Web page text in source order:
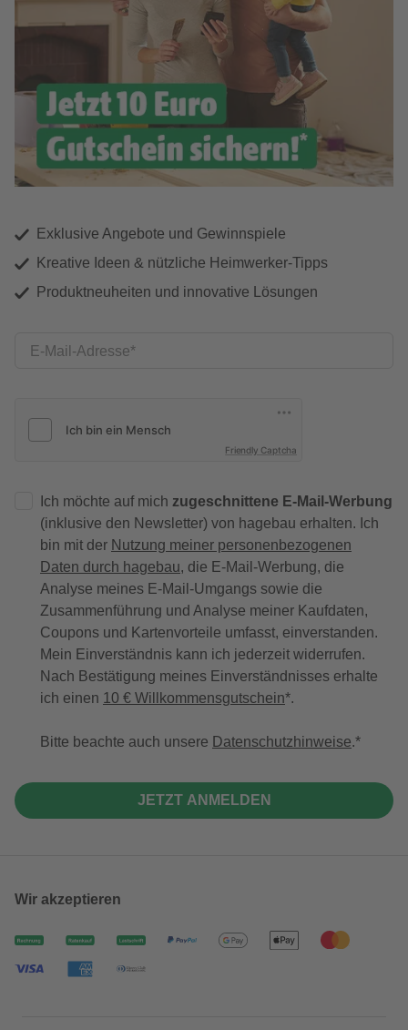
Exklusive Angebote und Gewinnspiele
Kreative Ideen & nützliche Heimwerker-Tipps
Produktneuheiten und innovative Lösungen
E-Mail-Adresse
Friendly Captcha
Ich möchte auf mich zugeschnittene E-Mail-Werbung
(inklusive den Newsletter) von hagebau erhalten. Ich
bin mit der Nutzung meiner personenbezogenen
Daten durch hagebau, die E-Mail-Werbung, die
Analyse meines E-Mail-Umgangs sowie die
Zusammenführung und Analyse meiner Kaufdaten,
Coupons und Kartenvorteile umfasst, einverstanden.
Mein Einverständnis kann ich jederzeit widerrufen.
Nach Bestätigung meines Einverständnisses erhalte
ich einen 10 € Willkommensgutschein*.
Bitte beachte auch unsere Datenschutzhinweise.
JETZT ANMELDEN
Wir akzeptieren